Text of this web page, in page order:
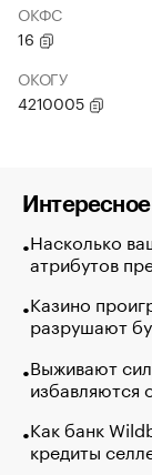
ОКФС
16
ОКОГУ
4210005
Насколько
атрибутов
Казино
разрушают
Выживают
избавляются
Как банк
кредиты